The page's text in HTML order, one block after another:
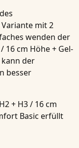
mit 2
wenden der
16 cm Höhe + Gel-
kann der
besser
+ H3 / 16 cm
Basic erfüllt